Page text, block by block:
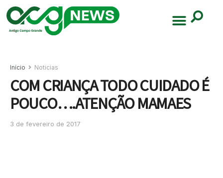
Início Noticias
COM CRIANÇA TODO CUIDADO É
POUCO….ATENÇÃO MAMAES
3 de fevereiro de 2017